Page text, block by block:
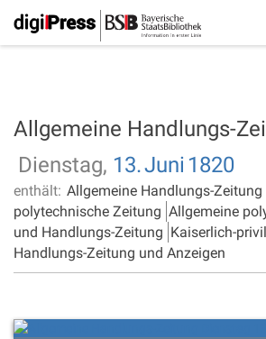
Allgemeine Handlungs-
Dienstag, 13.Juni 1820
enthält: Allgemeine Handlungs-Zeitung
polytechnische Zeitung Allgemeine
und Handlungs-Zeitung Kaiserlich-
Handlungs-Zeitung und Anzeigen